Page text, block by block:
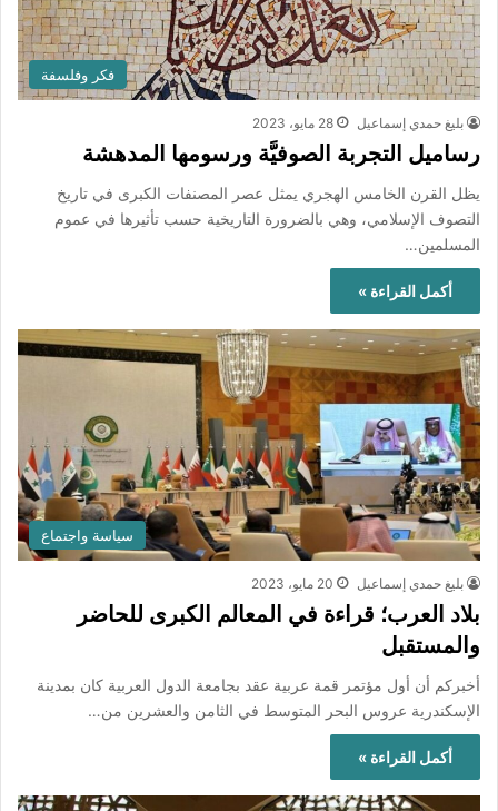
فكر وفلسفة
بليغ حمدي إسماعيل 28 مايو، 2023
رساميل التجربة الصوفيَّة ورسومها المدهشة
يظل القرن الخامس الهجري يمثل عصر المصنفات الكبرى في تاريخ
التصوف الإسلامي، وهي بالضرورة التاريخية حسب تأثيرها في عموم
المسلمين…
أكمل القراءة »
سياسة واجتماع
بليغ حمدي إسماعيل 20 مايو، 2023
بلاد العرب؛ قراءة في المعالم الكبرى للحاضر
والمستقبل
أخبركم أن أول مؤتمر قمة عربية عقد بجامعة الدول العربية كان بمدينة
الإسكندرية عروس البحر المتوسط في الثامن والعشرين من…
أكمل القراءة »